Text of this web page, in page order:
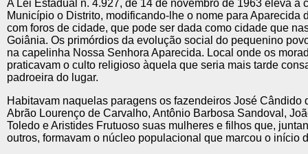
A Lei Estadual n. 4.927, de 14 de novembro de 1963 eleva à
Município o Distrito, modificando-lhe o nome para Aparecida
com foros de cidade, que pode ser dada como cidade que
Goiânia. Os primórdios da evolução social do pequenino
na capelinha Nossa Senhora Aparecida. Local onde os
pratica­vam o culto religioso àquela que seria mais tarde
padroeira do lugar.
Habitavam naquelas paragens os fazendeiros José Cândido
Abrão Lourenço de Carvalho, Antônio Barbosa Sandoval,
Toledo e Aristides Frutuoso suas mulheres e filhos que,
outros, formavam o núcleo populacional que marcou o início